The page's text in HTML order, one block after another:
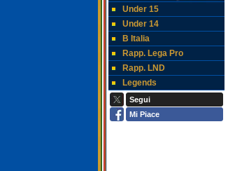
Under 15
Under 14
B Italia
Rapp. Lega Pro
Rapp. LND
Legends
Segui
Mi Piace